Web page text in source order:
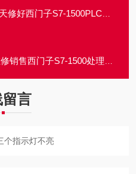
S7-1500PLC处理器启动面板指示灯不亮
子S7-1500处理器面板电源指示灯不亮
言